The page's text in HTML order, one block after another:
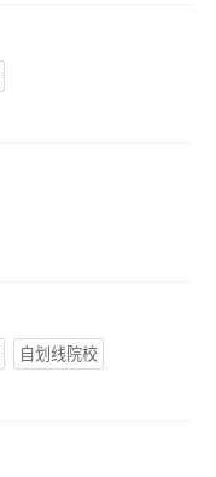
自划线院校